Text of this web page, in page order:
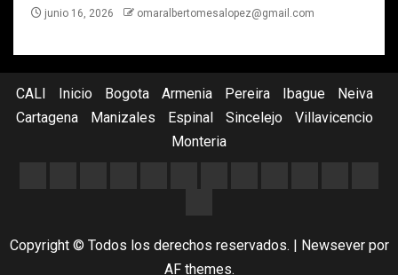
junio 16, 2026 omaralbertomesalopez@gmail.com
CALI Inicio Bogota Armenia Pereira Ibague
Neiva
Cartagena
Manizales Espinal Sincelejo
Villavicencio
Monteria
Copyright © Todos los derechos reservados. | Newseverpor
AF themes.